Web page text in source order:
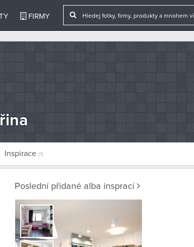
FIRMY
Inspirace (1)
Poslední přidané alba insprací